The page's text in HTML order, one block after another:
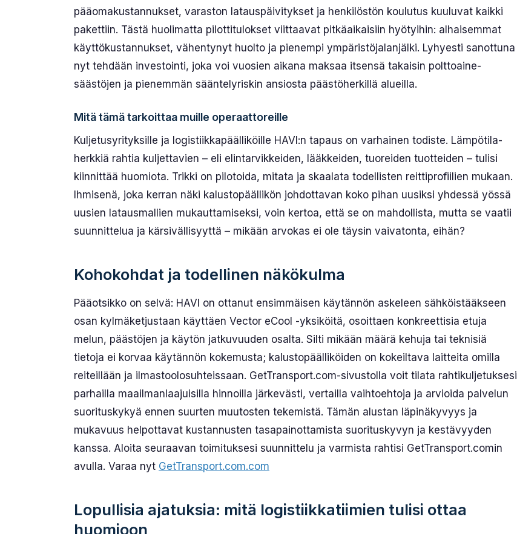
pääoma­kustannukset, varaston lataus­päivitykset ja henkilöstön koulutus kuuluvat kaikki
pakettiin. Tästä huolimatta pilottitulokset viittaavat pitkä­aikaisiin hyötyihin: alhaisemmat
käyttökustannukset, vähentynyt huolto ja pienempi ympäristö­jalanjälki. Lyhyesti sanottuna
nyt tehdään investointi, joka voi vuosien aikana maksaa itsensä takaisin poltto­aine­
säästöjen ja pienemmän sääntely­riskin ansiosta päästö­herkillä alueilla.
Mitä tämä tarkoittaa muille operaattoreille
Kuljetus­yrityksille ja logistiikka­päälliköille HAVI:n tapaus on varhainen todiste. Lämpötila­
herkkiä rahtia kuljet­tavien – eli elintarvikkeiden, lääkkeiden, tuoreiden tuotteiden – tulisi
kiinnittää huomiota. Trikki on pilotoida, mitata ja skaalata todellisten reittiprofiilien mukaan.
Ihmisenä, joka kerran näki kalusto­päällikön johdottavan koko pihan uusiksi yhdessä yössä
uusien lataus­mallien mukauttamiseksi, voin kertoa, että se on mahdollista, mutta se vaatii
suunnittelua ja kärsivällisyyttä – mikään arvokas ei ole täysin vaivatonta, eihän?
Kohokohdat ja todellinen näkökulma
Pääotsikko on selvä: HAVI on ottanut ensimmäisen käytännön askeleen sähköistääkseen
osan kylmäketjustaan käyttäen Vector eCool -yksiköitä, osoittaen konkreettisia etuja
melun, päästöjen ja käytön jatkuvuuden osalta. Silti mikään määrä kehuja tai teknisiä
tietoja ei korvaa käytännön kokemusta; kalusto­päälliköiden on kokeiltava laitteita omilla
reiteillään ja ilmasto­olosuhteissaan. GetTransport.com-sivustolla voit tilata rahtikuljetuksesi
parhailla maailmanlaajuisilla hinnoilla järkevästi, vertailla vaihtoehtoja ja arvioida palvelun
suorituskykyä ennen suurten muutosten tekemistä. Tämän alustan läpinäkyvyys ja
mukavuus helpottavat kustannusten tasapainottamista suorituskyvyn ja kestävyyden
kanssa. Aloita seuraavan toimituksesi suunnittelu ja varmista rahtisi GetTransport.comin
avulla. Varaa nyt GetTransport.com.com
Lopullisia ajatuksia: mitä logistiikkatiimien tulisi ottaa
huomioon